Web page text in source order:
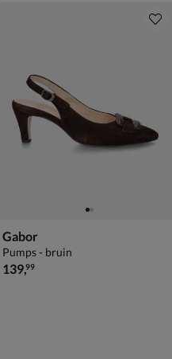
Gabor
Pumps - bruin
€ 139,99
139,99